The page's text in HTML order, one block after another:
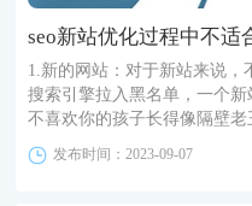
seo新站优化过程中不适
1.新的网站：对于新站来说，
搜索引擎拉入黑名单，一个
不喜欢你的孩子长得像隔壁
发布时间：2023-09-07